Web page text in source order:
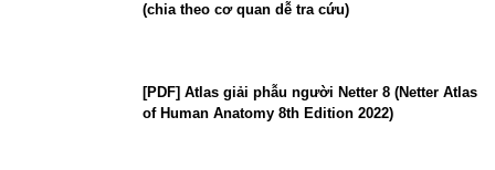
(chia theo cơ quan dễ tra cứu)
[PDF] Atlas giải phẫu người Netter 8 (Netter Atlas
of Human Anatomy 8th Edition 2022)